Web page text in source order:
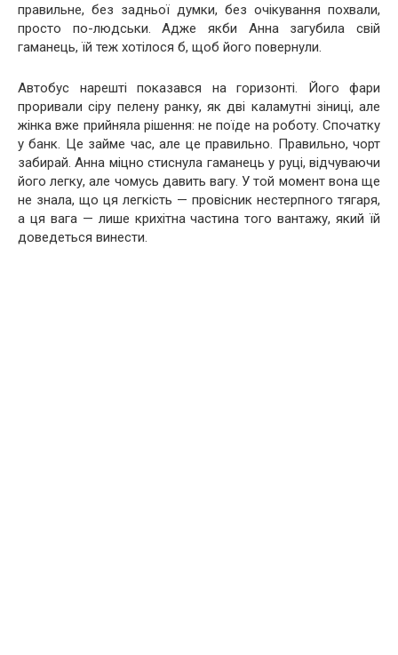
правильне, без задньої думки, без очікування похвали,
просто по-людськи. Адже якби Анна загубила свій
гаманець, їй теж хотілося б, щоб його повернули.
Автобус нарешті показався на горизонті. Його фари
проривали сіру пелену ранку, як дві каламутні зіниці, але
жінка вже прийняла рішення: не поїде на роботу. Спочатку
у банк. Це займе час, але це правильно. Правильно, чорт
забирай. Анна міцно стиснула гаманець у руці, відчуваючи
його легку, але чомусь давить вагу. У той момент вона ще
не знала, що ця легкість — провісник нестерпного тягаря,
а ця вага — лише крихітна частина того вантажу, який їй
доведеться винести.